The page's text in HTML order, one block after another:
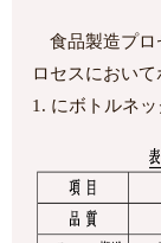
食品製造プロ
ロセスにおい
1. にボトルネ